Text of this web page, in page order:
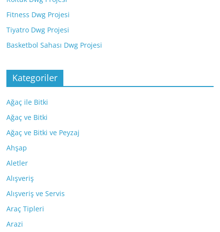
Fitness Dwg Projesi
Tiyatro Dwg Projesi
Basketbol Sahası Dwg Projesi
Kategoriler
Ağaç ile Bitki
Ağaç ve Bitki
Ağaç ve Bitki ve Peyzaj
Ahşap
Aletler
Alışveriş
Alışveriş ve Servis
Araç Tipleri
Arazi